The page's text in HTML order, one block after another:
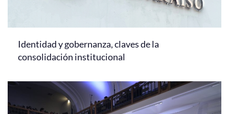
Identidad y gobernanza, claves de la
consolidación institucional